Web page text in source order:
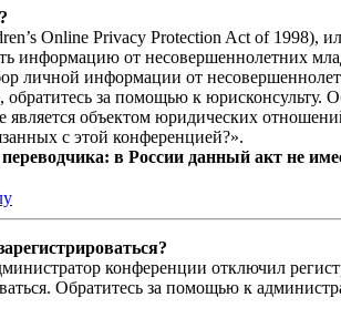
Online Privacy Protection Act of 1998),
информацию от несовершеннолетних
личной информации от
обратитесь за помощью к
является объектом юридических
с этой конференцией?».
в России данный акт не
конференции отключил
Обратитесь за помощью к